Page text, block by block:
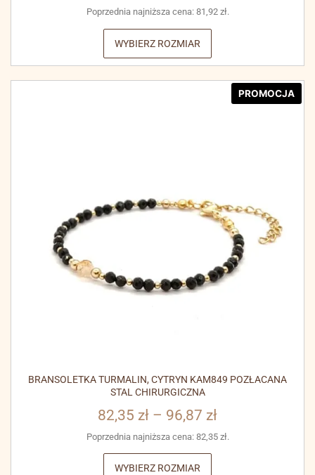
Poprzednia najniższa cena: 81,92 zł.
WYBIERZ ROZMIAR
PROMOCJA
BRANSOLETKA TURMALIN, CYTRYN KAM849 POZŁACANA
STAL CHIRURGICZNA
82,35 zł – 96,87 zł
Poprzednia najniższa cena: 82,35 zł.
WYBIERZ ROZMIAR